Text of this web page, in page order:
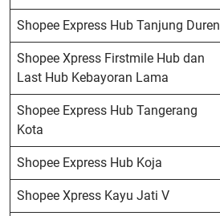
Shopee Express Hub Tanjung Duren
Shopee Xpress Firstmile Hub dan
Last Hub Kebayoran Lama
Shopee Express Hub Tangerang
Kota
Shopee Express Hub Koja
Shopee Xpress Kayu Jati V